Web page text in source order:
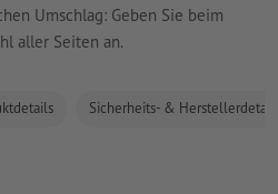
Umschlag: Geben Sie beim
aller Seiten an.
Sicherheits- &